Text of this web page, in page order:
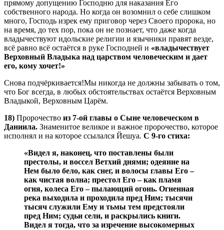
прямому допущению Господню для наказания Его
собственного народа. Но когда он возомнил о себе слишком
много, Господь изрек ему приговор через Своего пророка, но
на время, до тех пор, пока он не познает, что даже когда
владычествуют идольские религии и язычники правят везде,
всё равно всё остаётся в руке Господней и «владычествует
Верховный Владыка над царством человеческим и дает
его, кому хочет!»
Снова подчёркивается!Мы никогда не должны забывать о том,
что Бог всегда, в любых обстоятельствах остаётся Верховным
Владыкой, Верховным Царём.
18) Пророчество из 7-ой главы о Сыне человеческом в
Даниила. Знаменитое великое и важное пророчество, которое
исполнял и на которое ссылался Йешуа. С 9-го стиха:
«Видел я, наконец, что поставлены были
престолы, и воссел Ветхий днями; одеяние на
Нем было бело, как снег, и волосы главы Его –
как чистая волна; престол Его – как пламя
огня, колеса Его – пылающий огонь. Огненная
река выходила и проходила пред Ним; тысячи
тысяч служили Ему и тьмы тем предстояли
пред Ним; судьи сели, и раскрылись книги.
Видел я тогда, что за изречение высокомерных